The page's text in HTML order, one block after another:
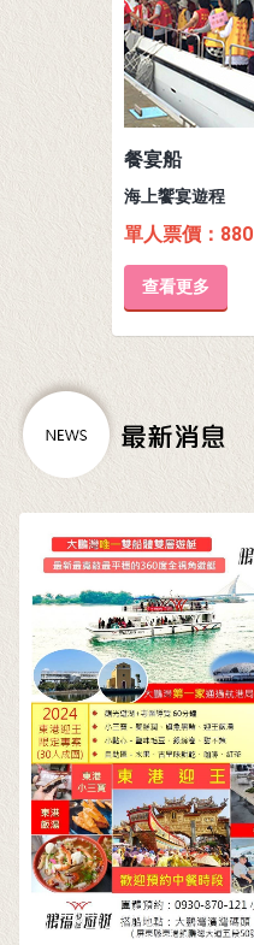
餐宴船
海上饗宴遊程
單人票價：880
查看更多